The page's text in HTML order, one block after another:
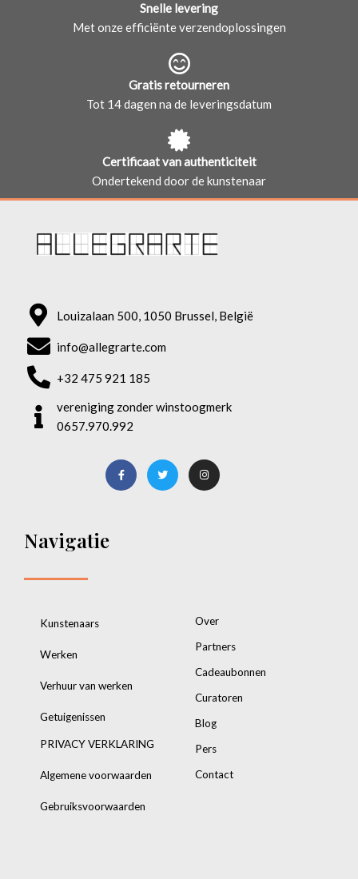
Snelle levering
Met onze efficiënte verzendoplossingen
Gratis retourneren
Tot 14 dagen na de leveringsdatum
Certificaat van authenticiteit
Ondertekend door de kunstenaar
Louizalaan 500, 1050 Brussel, België
info@allegrarte.com
+32 475 921 185
vereniging zonder winstoogmerk
0657.970.992
Navigatie
Kunstenaars
Werken
Verhuur van werken
Getuigenissen
PRIVACY VERKLARING
Algemene voorwaarden
Gebruiksvoorwaarden
Over
Partners
Cadeaubonnen
Curatoren
Blog
Pers
Contact